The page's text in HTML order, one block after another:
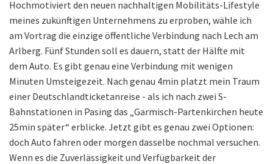
Hochmotiviert den neuen nachhaltigen Mobilitäts-Lifestyle
meines zukünftigen Unternehmens zu erproben, wähle ich
am Vortrag die einzige öffentliche Verbindung nach Lech am
Arlberg. Fünf Stunden soll es dauern, statt der Hälfte mit
dem Auto. Es gibt genau eine Verbindung mit wenigen
Minuten Umsteigezeit. Nach genau 4min platzt mein Traum
einer Deutschlandticketanreise - als ich nach zwei S-
Bahnstationen in Pasing das „Garmisch-Partenkirchen heute
25min später“ erblicke. Jetzt gibt es genau zwei Optionen:
doch Auto fahren oder morgen dasselbe nochmal versuchen.
Wenn es die Zuverlässigkeit und Verfügbarkeit der